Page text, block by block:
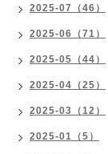
2025-07（46）
2025-06（71）
2025-05（44）
2025-04（25）
2025-03（12）
2025-01（5）